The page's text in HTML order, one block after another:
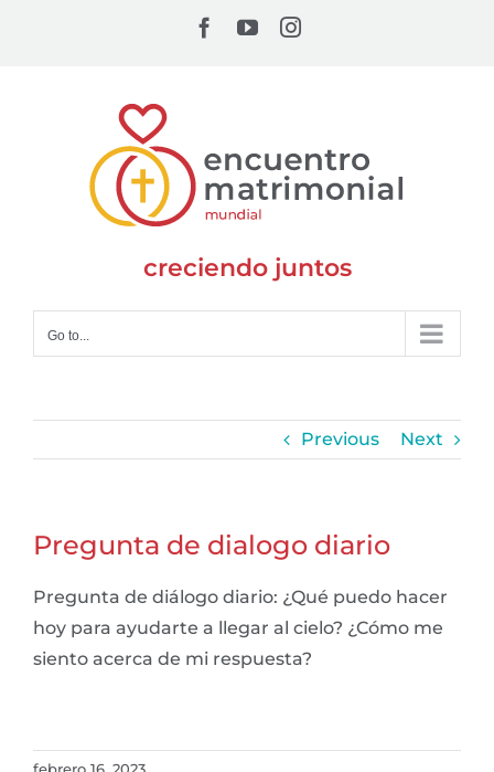
Facebook
YouTubeInstagram
creciendo juntos
Go to...
Previous Next
Pregunta de dialogo diario
Pregunta de diálogo diario: ¿Qué puedo hacer
hoy para ayudarte a llegar al cielo? ¿Cómo me
siento acerca de mi respuesta?